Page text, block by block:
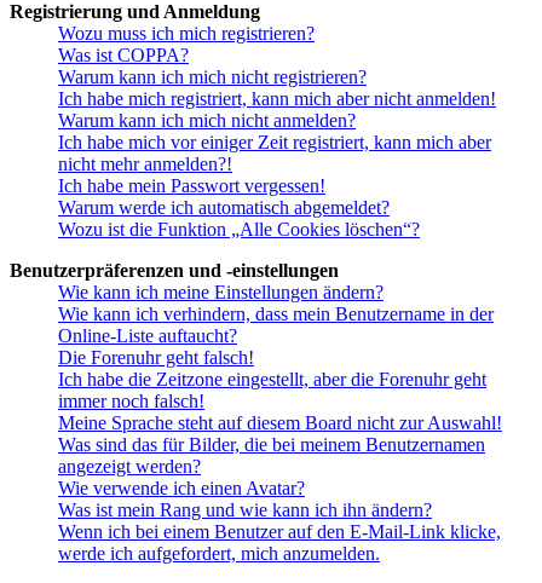
Registrierung und Anmeldung
Wozu muss ich mich registrieren?
Was ist COPPA?
Warum kann ich mich nicht registrieren?
Ich habe mich registriert, kann mich aber nicht anmelden!
Warum kann ich mich nicht anmelden?
Ich habe mich vor einiger Zeit registriert, kann mich aber
nicht mehr anmelden?!
Ich habe mein Passwort vergessen!
Warum werde ich automatisch abgemeldet?
Wozu ist die Funktion „Alle Cookies löschen“?
Benutzerpräferenzen und -einstellungen
Wie kann ich meine Einstellungen ändern?
Wie kann ich verhindern, dass mein Benutzername in der
Online-Liste auftaucht?
Die Forenuhr geht falsch!
Ich habe die Zeitzone eingestellt, aber die Forenuhr geht
immer noch falsch!
Meine Sprache steht auf diesem Board nicht zur Auswahl!
Was sind das für Bilder, die bei meinem Benutzernamen
angezeigt werden?
Wie verwende ich einen Avatar?
Was ist mein Rang und wie kann ich ihn ändern?
Wenn ich bei einem Benutzer auf den E-Mail-Link klicke,
werde ich aufgefordert, mich anzumelden.